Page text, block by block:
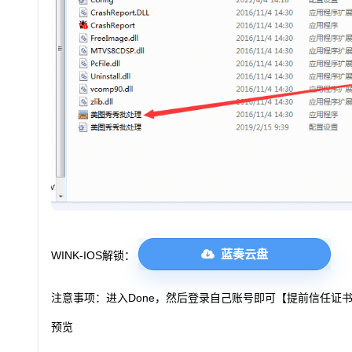
WINK-IOS解锁： 蓝奏云盘
注意事项：进入Done，然后登录自己账号即可【提前信任证
预览